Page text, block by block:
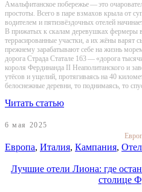
Амальфитанское побережье — это
простоты. Всего в паре взмахов крыла от
водителем и пятизвёздочных отелей
В прижатых к скалам деревушках фермеры
террасированные участки, а их жёны
прежнему зарабатывают себе на жизнь
дорога Страда Статале 163 — «дорога
короля Фердинанда II Неаполитанского и
утёсов и ущелий, протягиваясь на 40
белоснежные деревни, то поднимаясь, то
Читать статью
6 мая 2025
Европа, Италия, Кампания,
Лучшие отели Лиона: где
столице